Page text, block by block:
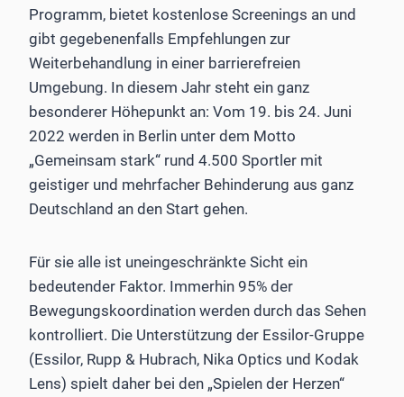
Programm, bietet kostenlose Screenings an und
gibt gegebenenfalls Empfehlungen zur
Weiterbehandlung in einer barrierefreien
Umgebung. In diesem Jahr steht ein ganz
besonderer Höhepunkt an: Vom 19. bis 24. Juni
2022 werden in Berlin unter dem Motto
„Gemeinsam stark“ rund 4.500 Sportler mit
geistiger und mehrfacher Behinderung aus ganz
Deutschland an den Start gehen.
Für sie alle ist uneingeschränkte Sicht ein
bedeutender Faktor. Immerhin 95% der
Bewegungskoordination werden durch das Sehen
kontrolliert. Die Unterstützung der Essilor-Gruppe
(Essilor, Rupp & Hubrach, Nika Optics und Kodak
Lens) spielt daher bei den „Spielen der Herzen“